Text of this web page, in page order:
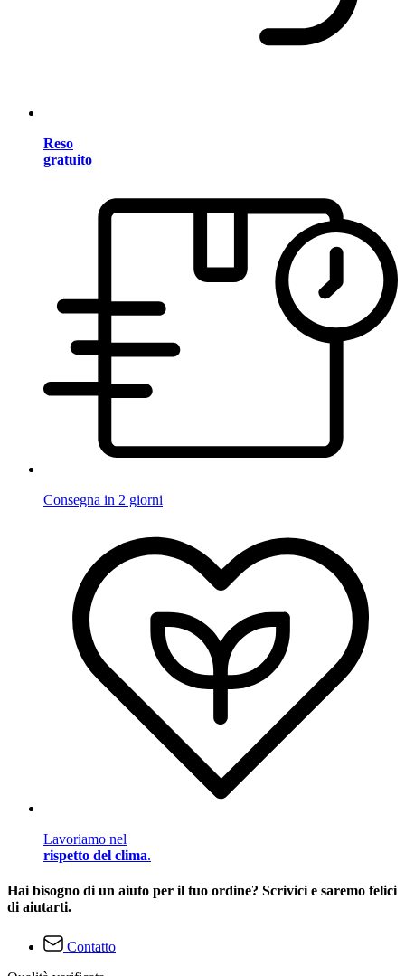
Reso
gratuito
Consegna in 2 giorni
Lavoriamo nel
rispetto del clima.
Hai bisogno di un aiuto per il tuo ordine? Scrivici e saremo felici
di aiutarti.
Contatto